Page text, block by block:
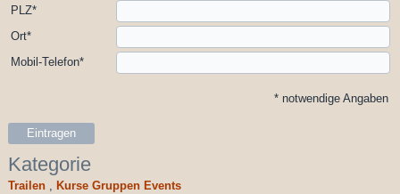
PLZ*
Ort*
Mobil-Telefon*
* notwendige Angaben
Eintragen
Kategorie
Trailen , Kurse Gruppen Events